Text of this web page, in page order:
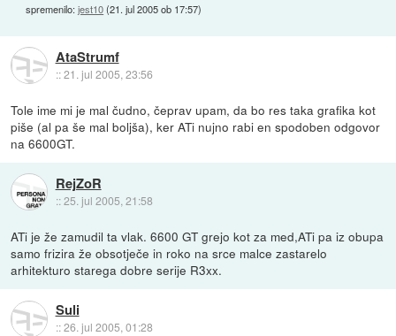
spremenilo:jest10(21. jul 2005 ob 17:57)
AtaStrumf
::21. jul 2005, 23:56
Tole ime mi je mal čudno, čeprav upam, da bo res taka grafika kot
piše (al pa še mal boljša), ker ATi nujno rabi en spodoben odgovor
na 6600GT.
RejZoR
::25. jul 2005, 21:58
ATi je že zamudil ta vlak. 6600 GT grejo kot za med,ATi pa iz obupa
samo frizira že obsotječe in roko na srce malce zastarelo
arhitekturo starega dobre serije R3xx.
Suli
::26. jul 2005, 01:28